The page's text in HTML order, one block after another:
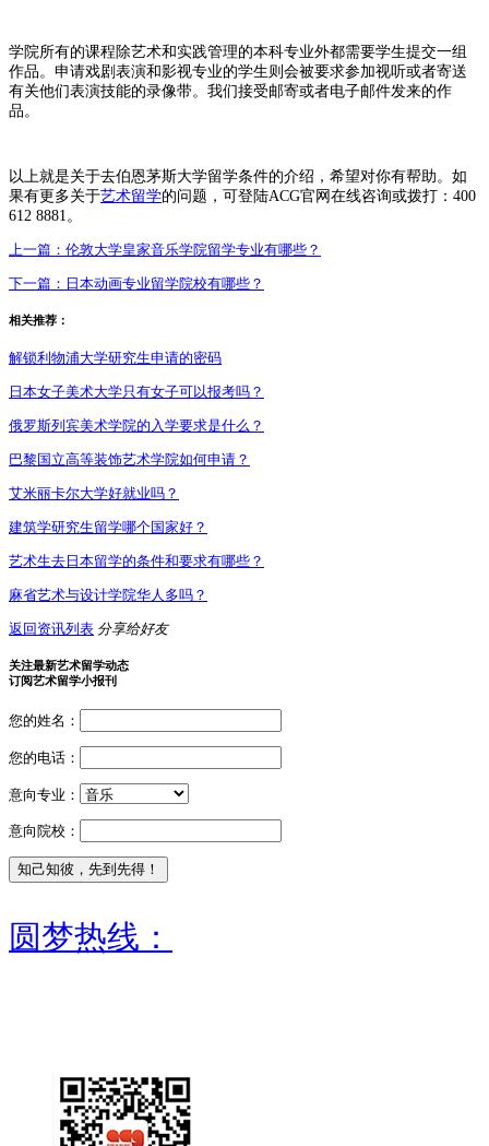
学院所有的课程除艺术和实践管理的本科专业外都需要学生提交一组
作品。申请戏剧表演和影视专业的学生则会被要求参加视听或者寄送
有关他们表演技能的录像带。我们接受邮寄或者电子邮件发来的作
品。
以上就是关于去伯恩茅斯大学留学条件的介绍，希望对你有帮助。如
果有更多关于艺术留学的问题，可登陆ACG官网在线咨询或拨打：400
612 8881。
上一篇： 伦敦大学皇家音乐学院留学专业有哪些？
下一篇： 日本动画专业留学院校有哪些？
相关推荐：
解锁利物浦大学研究生申请的密码
日本女子美术大学只有女子可以报考吗？
俄罗斯列宾美术学院的入学要求是什么？
巴黎国立高等装饰艺术学院如何申请？
艾米丽卡尔大学好就业吗？
建筑学研究生留学哪个国家好？
艺术生去日本留学的条件和要求有哪些？
麻省艺术与设计学院华人多吗？
返回资讯列表 分享给好友
关注最新艺术留学动态
订阅艺术留学小报刊
您的姓名：
您的电话：
意向专业：
意向院校：
圆梦热线：